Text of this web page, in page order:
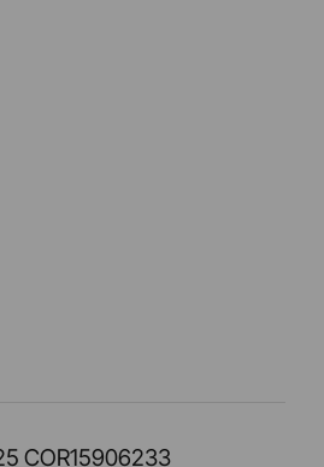
COR15906233